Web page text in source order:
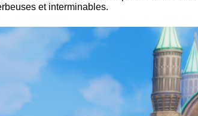
et interminables.